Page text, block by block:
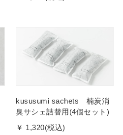
kususumi sachets 楠炭消
臭サシェ詰替用(4個セット)
￥ 1,320(税込)